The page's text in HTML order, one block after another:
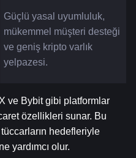
Güçlü yasal uyumluluk,
mükemmel müşteri desteği
ve geniş kripto varlık
yelpazesi.
ve Bybit gibi platformlar
özellikleri sunar. Bu
hedefleriyle
yardımcı olur.